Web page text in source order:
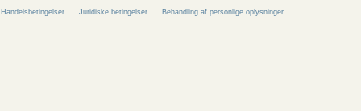
Handelsbetingelser Juridiske betingelser Behandling af personlige oplysninger